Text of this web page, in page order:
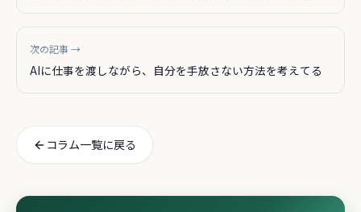
次の記事 →
AIに仕事を渡しながら、自分を手放さない方法を考えてる
コラム一覧に戻る